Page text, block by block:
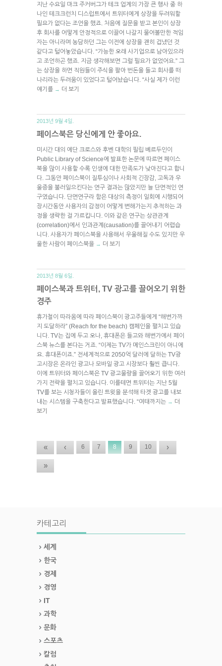
지난 수요일 마크 주커버그가 테크 업계의 가장 큰 행사 중 하
나인 테크크런치 디스럽트에서 트위터에게 상장을 두려워할
필요가 없다는 조언을 했죠. 처음에 질문을 받고 본인이 상장
후 회사를 어떻게 안정적으로 이끌어 나갈지 물어볼만한 적임
자는 아니라며 농담하던 그는 이전에 상장을 괜히 겁냈던 것
같다고 털어놓았습니다. “가능한 오래 사기업으로 남아있으라
고 조언하곤 했죠. 지금 생각해보면 그럴 필요가 없었어요.” 그
는 상장을 하면 직원들이 주식을 팔아 번돈을 들고 회사를 떠
나리라는 두려움이 있었다고 털어놨습니다. “사실 제가 이런
얘기를 → 더 보기
2013년 9월 4일.
페이스북은 당신에게 안 좋아요.
미시간 대의 에단 크로스와 후벤 대학의 필립 베르두인이
Public Library of Science에 발표한 논문에 따르면 페이스
북을 많이 사용할 수록 인생에 대한 만족도가 낮아진다고 합니
다. 그동안 페이스북이 질투심이나 사회적 긴장감, 고독과 우
울증을 불러일으킨다는 연구 결과는 많았지만 늘 단면적인 연
구였습니다. 단면연구라 함은 대상의 측정이 일회에 시행되어
장시간동안 사용자의 감정이 어떻게 변해가는지 추적하는 과
정을 생략한 걸 가르킵니다. 이와 같은 연구는 상관관계
(correlation)에서 인과관계(causation)를 끌어내기 어렵습
니다. 사용자가 페이스북을 사용해서 우울해질 수도 있지만 우
울한 사람이 페이스북을 → 더 보기
2013년 8월 6일.
페이스북과 트위터, TV 광고를 끌어오기 위한
경주
휴가철이 따라옴에 따라 페이스북이 광고주들에게 “해변가까
지 도달하라” (Reach for the beach) 캠페인을 펼치고 있습
니다. TV는 집에 두고 오나, 휴대폰은 들고와 해변가에서 페이
스북 뉴스를 본다는 거죠. “이제는 TV가 메인스크린이 아니에
요. 휴대폰이죠.” 전세계적으로 2050억 달러에 달하는 TV광
고시장은 온라인 광고나 모바일 광고 시장보다 훨씬 큽니다.
이에 트위터와 페이스북은 TV 광고물량을 끌어오기 위한 여러
가지 전략을 펼치고 있습니다. 이를테면 트위터는 지난 5월
TV를 보는 시청자들이 올린 트윗을 분석해 타겟 광고를 내보
내는 시스템을 구축한다고 발표했습니다. “여태까지는 → 더
보기
« ‹ 6 7 8 9 10 ›
»
카테고리
세계
한국
경제
경영
IT
과학
문화
스포츠
칼럼